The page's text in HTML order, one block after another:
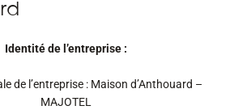
Identité de l’entreprise :
de l’entreprise : Maison d’Anthouard –
MAJOTEL